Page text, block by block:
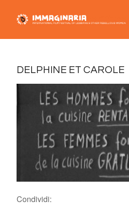
DELPHINE ET CAROLE
Condividi: